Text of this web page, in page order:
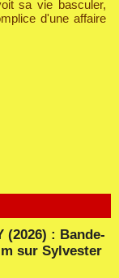
(2026) : Bande-
sur Sylvester
sa vie basculer,
d'une affaire